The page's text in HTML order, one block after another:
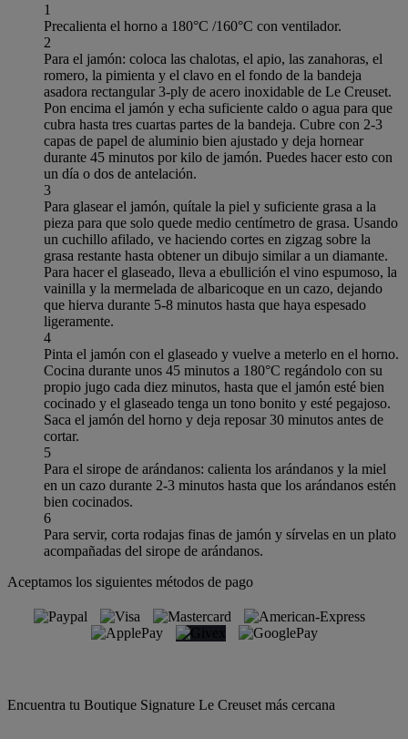
1
Precalienta el horno a 180°C /160°C con ventilador.
2
Para el jamón: coloca las chalotas, el apio, las zanahoras, el
romero, la pimienta y el clavo en el fondo de la bandeja
asadora rectangular 3-ply de acero inoxidable de Le Creuset.
Pon encima el jamón y echa suficiente caldo o agua para que
cubra hasta tres cuartas partes de la bandeja. Cubre con 2-3
capas de papel de aluminio bien ajustado y deja hornear
durante 45 minutos por kilo de jamón. Puedes hacer esto con
un día o dos de antelación.
3
Para glasear el jamón, quítale la piel y suficiente grasa a la
pieza para que solo quede medio centímetro de grasa. Usando
un cuchillo afilado, ve haciendo cortes en zigzag sobre la
grasa restante hasta obtener un dibujo similar a un diamante.
Para hacer el glaseado, lleva a ebullición el vino espumoso, la
vainilla y la mermelada de albaricoque en un cazo, dejando
que hierva durante 5-8 minutos hasta que haya espesado
ligeramente.
4
Pinta el jamón con el glaseado y vuelve a meterlo en el horno.
Cocina durante unos 45 minutos a 180°C regándolo con su
propio jugo cada diez minutos, hasta que el jamón esté bien
cocinado y el glaseado tenga un tono bonito y esté pegajoso.
Saca el jamón del horno y deja reposar 30 minutos antes de
cortar.
5
Para el sirope de arándanos: calienta los arándanos y la miel
en un cazo durante 2-3 minutos hasta que los arándanos estén
bien cocinados.
6
Para servir, corta rodajas finas de jamón y sírvelas en un plato
acompañadas del sirope de arándanos.
Aceptamos los siguientes métodos de pago
Encuentra tu Boutique Signature Le Creuset más cercana